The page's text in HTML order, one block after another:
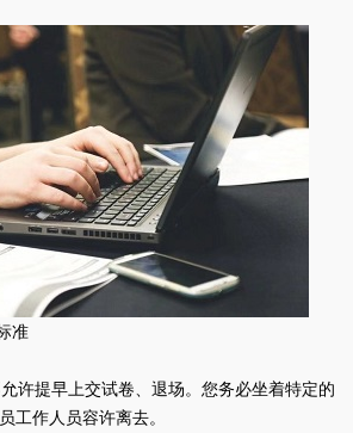
准
许提早上交试卷、退场。您务必坐着特定的
工作人员容许离去。